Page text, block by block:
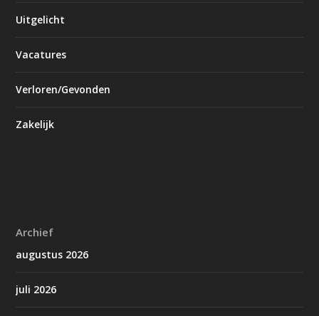
Uitgelicht
Vacatures
Verloren/Gevonden
Zakelijk
Archief
augustus 2026
juli 2026